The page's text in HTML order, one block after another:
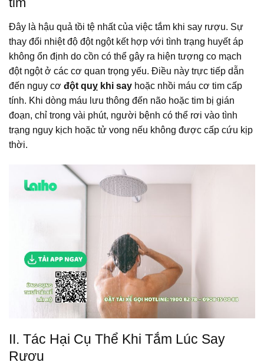
Đây là hậu quả tồi tệ nhất của việc tắm khi say rượu. Sự
thay đổi nhiệt độ đột ngột kết hợp với tình trạng huyết áp
không ổn định do cồn có thể gây ra hiện tượng co mạch
đột ngột ở các cơ quan trọng yếu. Điều này trực tiếp dẫn
đến nguy cơ đột quỵ khi say hoặc nhồi máu cơ tim cấp
tính. Khi dòng máu lưu thông đến não hoặc tim bị gián
đoạn, chỉ trong vài phút, người bệnh có thể rơi vào tình
trạng nguy kịch hoặc tử vong nếu không được cấp cứu kịp
thời.
II. Tác Hại Cụ Thể Khi Tắm Lúc Say
Rượu